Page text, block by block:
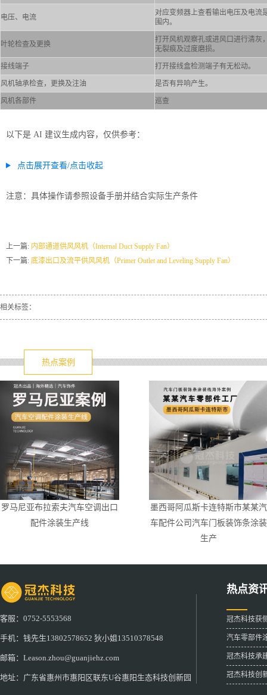
电压、电流
对应变频器上查看输出电压及电流
围内。
叶轮检查及更换
打开风机观察孔或进风口进行清灰
无裂痕及过度磨损。
接线端子 打开接线盒检测端子有无松动。
风机轴承检查，更换及注油 是否有异响产生。
风机各部件 巡查
以下是 AI 建议生成内容，仅供参考：
点击展开查看/点击收起
注意：具体操作请参照设备手册并结合实际生产条件
上一篇: 内部通道供风风机（Internal Duct Supply Fan）
下一篇: 底漆出口及流平供风风机（Primer Outlet and Leveling Supply Fan）
相关标签：
热点案例
罗马尼亚布拉索夫汽车空调出口
配件涂装生产线
墨西哥阿瓜斯卡连特斯市某某汽
车配件公司汽车门板装饰条涂装
生产
客服：0752-5553568
手机：钱先生13802578652 狄小姐13510378548
邮箱：Leason.zhou@guanjiehz.com
地址：广东省惠州市惠阳区联东U谷惠阳生态科技创新园
热点资
冠杰科技获
汽车零部件
冠杰科技承
冠杰科技创